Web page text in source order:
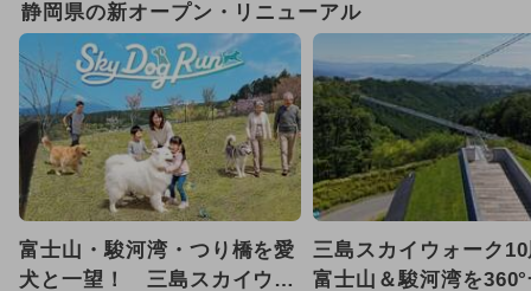
2026年1月のイベント
2024年12月のイベント
2025年10月のイベント
2026年8月のイベント
イルミネーション
静岡県の新オープン・リニューアル
富士山・駿河湾・つり橋を愛
犬と一望！ 三島スカイウォ
三島スカイウォーク
富士山＆駿河湾を